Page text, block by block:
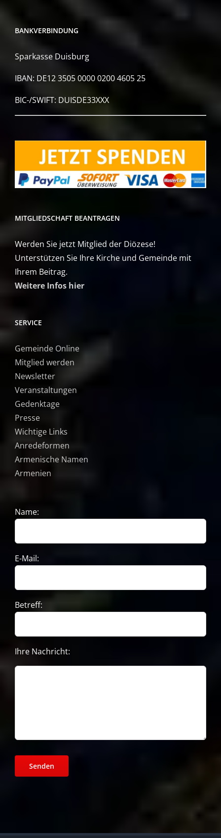
BANKVERBINDUNG
Sparkasse Duisburg
IBAN: DE12 3505 0000 0200 4605 25
BIC-/SWIFT: DUISDE33XXX
MITGLIEDSCHAFT BEANTRAGEN
Werden Sie jetzt Mitglied der Diözese!
Unterstützen Sie Ihre Kirche und Gemeinde mit
Ihrem Beitrag.
Weitere Infos hier
SERVICE
Gemeinde Online
Mitglied werden
Newsletter
Veranstaltungen
Gedenktage
Presse
Wichtige Links
Anredeformen
Armenische Namen
Armenien
Name:
E-Mail:
Betreff:
Ihre Nachricht: